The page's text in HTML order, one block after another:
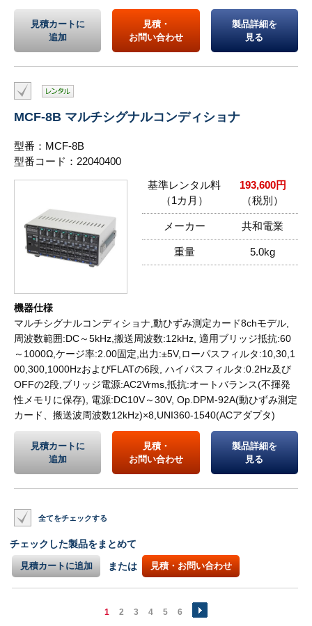
見積カートに
追加
見積・
お問い合わせ
製品詳細を
見る
MCF-8B マルチシグナルコンディショナ
型番：MCF-8B
型番コード：22040400
基準レンタル料
（1カ月）
193,600円
（税別）
メーカー 共和電業
重量 5.0kg
機器仕様
マルチシグナルコンディショナ,動ひずみ測定カード8chモデル,
周波数範囲:DC～5kHz,搬送周波数:12kHz, 適用ブリッジ抵抗:60
～1000Ω,ケージ率:2.00固定,出力:±5V,ローパスフィルタ:10,30,1
00,300,1000HzおよびFLATの6段, ハイパスフィルタ:0.2Hz及び
OFFの2段,ブリッジ電源:AC2Vrms,抵抗:オートバランス(不揮発
性メモリに保存), 電源:DC10V～30V, Op.DPM-92A(動ひずみ測定
カード、搬送波周波数12kHz)×8,UNI360-1540(ACアダプタ)
見積カートに
追加
見積・
お問い合わせ
製品詳細を
見る
全てをチェックする
チェックした製品をまとめて
見積カートに追加 または 見積・お問い合わせ
1 2 3 4 5 6